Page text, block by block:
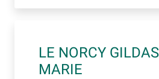
LE NORCY
MARIE